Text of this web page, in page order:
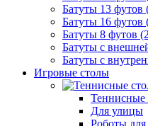
Батуты 13 футов
Батуты 16 футов
Батуты 8 футов
Батуты с
Батуты с
Игровые столы
Теннисные
Для улицы
Роботы для